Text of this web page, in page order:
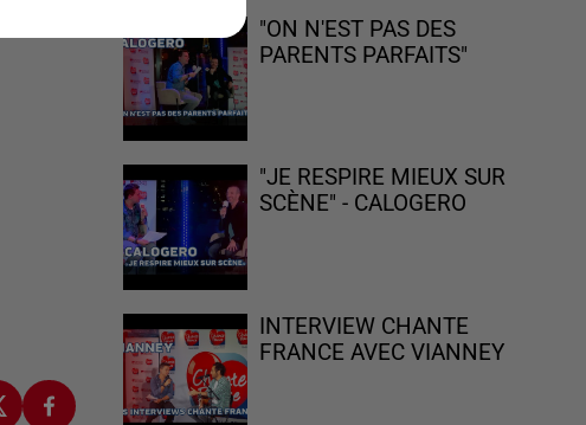
"ON N'EST PAS DES
PARENTS PARFAITS"
"JE RESPIRE MIEUX SUR
SCÈNE" - CALOGERO
INTERVIEW CHANTE
FRANCE AVEC VIANNEY